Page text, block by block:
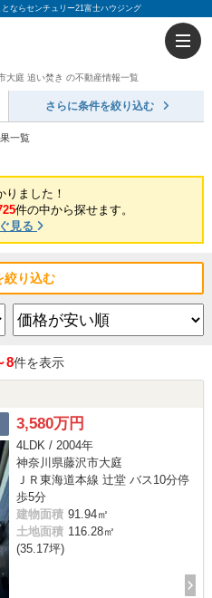
ならセンチュリー21富士ハウジング
大庭 追い焚き の不動産情報一覧
さらに条件を絞り込む
一覧
りました！
件の中から探せます。
見る
絞り込む
8件を表示
3,580万円
4LDK / 2004年
神奈川県藤沢市大庭
ＪＲ東海道本線 辻堂 バス10分停
歩5分
建物面積 91.94㎡
土地面積 116.28㎡
(35.17坪)